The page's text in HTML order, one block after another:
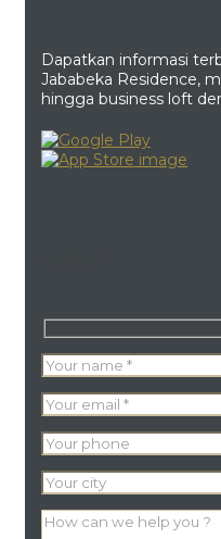
Dapatkan informasi
Jababeka Residence,
hingga business loft